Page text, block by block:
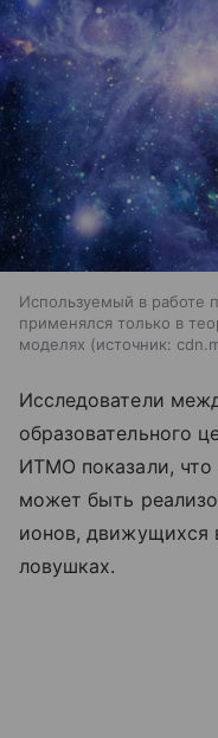
Используемый в работе
применялся только в
моделях
источник:
Исследователи
образовательного
ИТМО показали, что
может быть
ионов, движущихся
ловушках.